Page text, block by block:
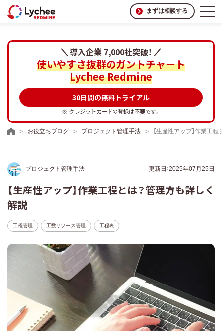
まずは相談する
導入企業 7,000社突破！
使いやすさ抜群のガントチャート
Lychee Redmine
30日間の無料トライアル
※ クレジットカードの登録は不要です。
お役立ちブログ プロジェクト管理手法 【生産性アップ】作業工
プロジェクト管理手法 更新日：2025年07月25日
【生産性アップ】作業工程とは？管理方も詳しく
解説
工程管理 工数リソース管理 工程表